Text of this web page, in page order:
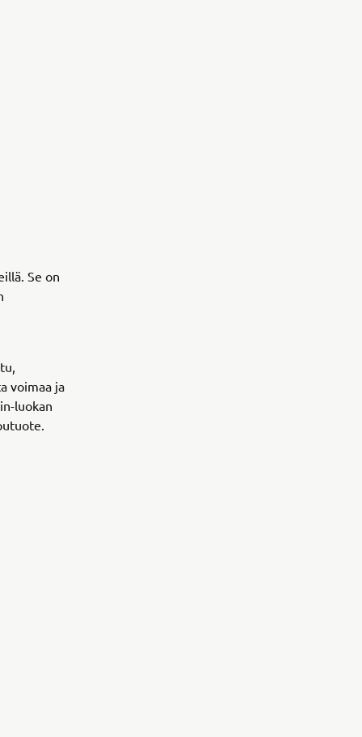
Se on
voimaa ja
luokan